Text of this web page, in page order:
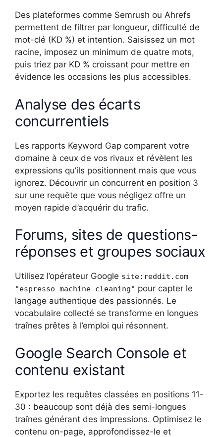
Des plateformes comme Semrush ou Ahrefs
permettent de filtrer par longueur, difficulté de
mot-clé (KD %) et intention. Saisissez un mot
racine, imposez un minimum de quatre mots,
puis triez par KD % croissant pour mettre en
évidence les occasions les plus accessibles.
Analyse des écarts
concurrentiels
Les rapports Keyword Gap comparent votre
domaine à ceux de vos rivaux et révèlent les
expressions qu’ils positionnent mais que vous
ignorez. Découvrir un concurrent en position 3
sur une requête que vous négligez offre un
moyen rapide d’acquérir du trafic.
Forums, sites de questions-
réponses et groupes sociaux
Utilisez l’opérateur Google site:reddit.com
"espresso machine cleaning" pour capter le
langage authentique des passionnés. Le
vocabulaire collecté se transforme en longues
traînes prêtes à l’emploi qui résonnent.
Google Search Console et
contenu existant
Exportez les requêtes classées en positions 11-
30 : beaucoup sont déjà des semi-longues
traînes générant des impressions. Optimisez le
contenu on-page, approfondissez-le et